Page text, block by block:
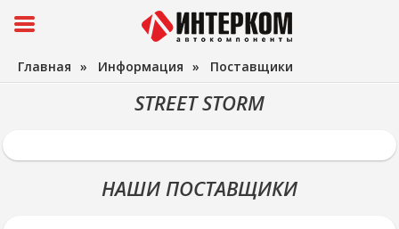
Главная » Информация » Поставщики
STREET STORM
НАШИ ПОСТАВЩИКИ